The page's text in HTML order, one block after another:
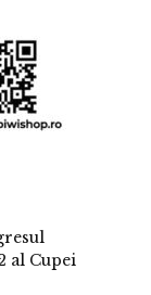
al Cupei